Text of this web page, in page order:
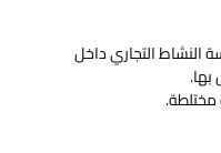
النشاط التجاري داخل
مختلطة.